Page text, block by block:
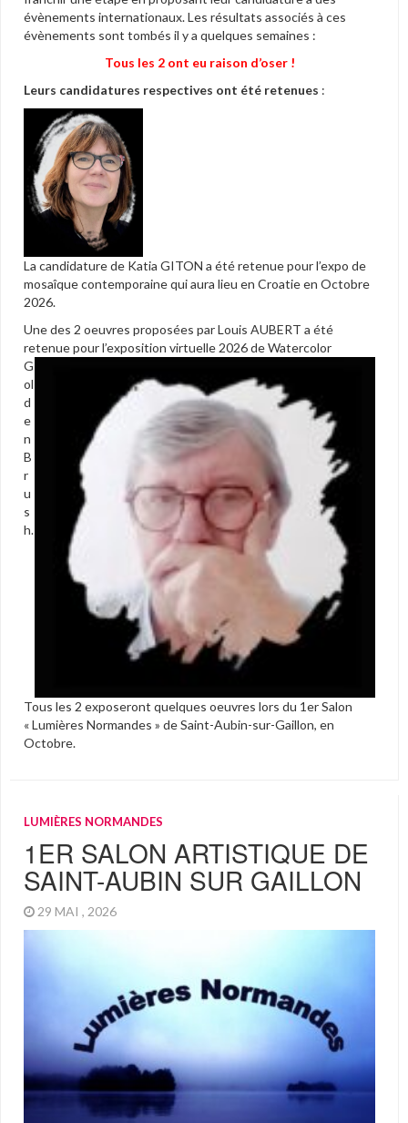
évènements internationaux. Les résultats associés à ces
évènements sont tombés il y a quelques semaines :
Tous les 2 ont eu raison d’oser !
Leurs candidatures respectives ont été retenues :
La candidature de Katia GITON a été retenue pour l’expo de
mosaîque contemporaine qui aura lieu en Croatie en Octobre
2026.
Une des 2 oeuvres proposées par Louis AUBERT a été
retenue pour l’exposition virtuelle 2026 deWatercolor
G
ol
d
e
n
B
r
u
s
h.
Tous les 2 exposeront quelques oeuvres lors du 1er Salon
« Lumières Normandes » de Saint-Aubin-sur-Gaillon, en
Octobre.
LUMIÈRES NORMANDES
1ER SALON ARTISTIQUE DE
SAINT-AUBIN SUR GAILLON
29 MAI , 2026